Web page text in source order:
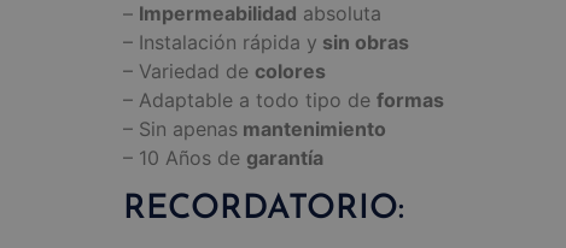
– Impermeabilidad absoluta
– Instalación rápida y sin obras
– Variedad de colores
– Adaptable a todo tipo de formas
– Sin apenas mantenimiento
– 10 Años de garantía
RECORDATORIO: